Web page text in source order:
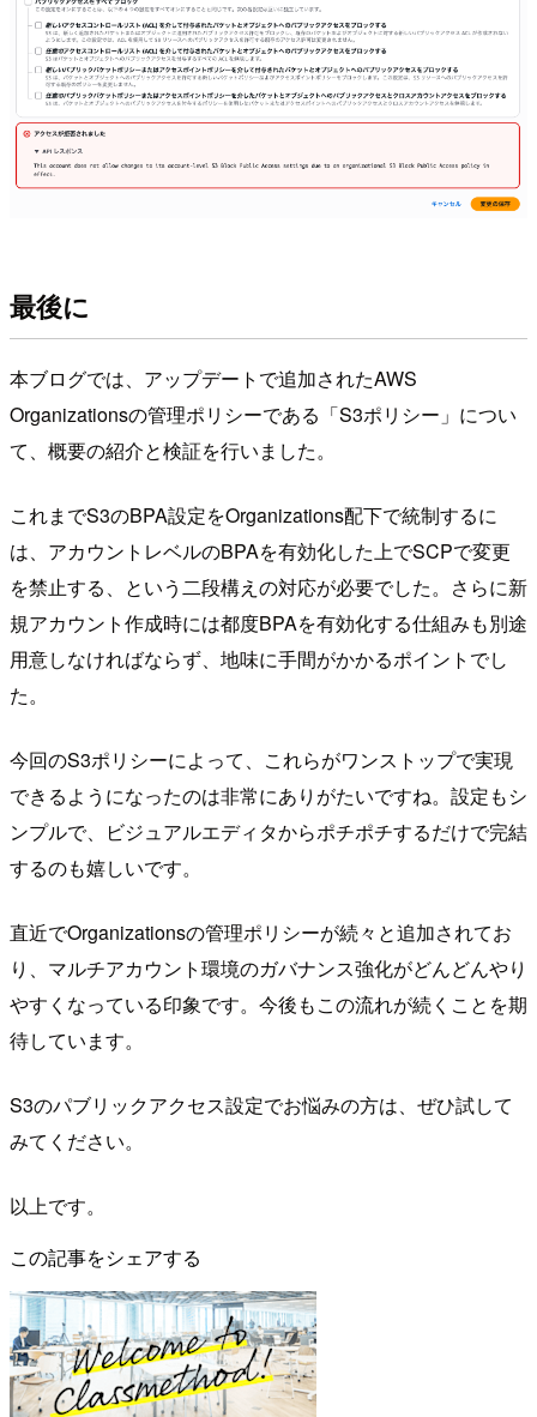
最後に
本ブログでは、アップデートで追加されたAWS
Organizationsの管理ポリシーである「S3ポリシー」につい
て、概要の紹介と検証を行いました。
これまでS3のBPA設定をOrganizations配下で統制するに
は、アカウントレベルのBPAを有効化した上でSCPで変更
を禁止する、という二段構えの対応が必要でした。さらに新
規アカウント作成時には都度BPAを有効化する仕組みも別途
用意しなければならず、地味に手間がかかるポイントでし
た。
今回のS3ポリシーによって、これらがワンストップで実現
できるようになったのは非常にありがたいですね。設定もシ
ンプルで、ビジュアルエディタからポチポチするだけで完結
するのも嬉しいです。
直近でOrganizationsの管理ポリシーが続々と追加されてお
り、マルチアカウント環境のガバナンス強化がどんどんやり
やすくなっている印象です。今後もこの流れが続くことを期
待しています。
S3のパブリックアクセス設定でお悩みの方は、ぜひ試して
みてください。
以上です。
この記事をシェアする